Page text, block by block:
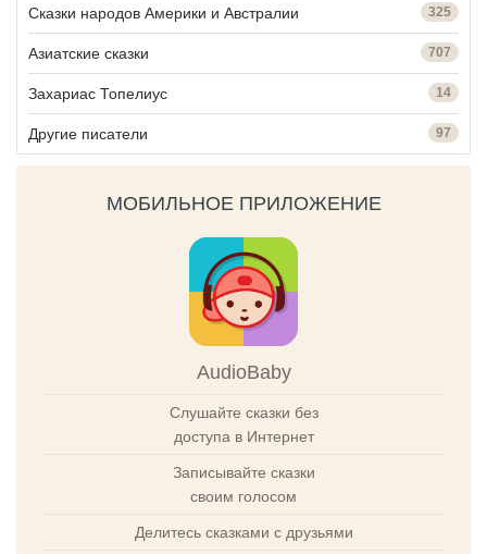
Сказки народов Америки и Австралии 325
Азиатские сказки 707
Захариас Топелиус 14
Другие писатели 97
МОБИЛЬНОЕ ПРИЛОЖЕНИЕ
AudioBaby
Слушайте сказки без
доступа в Интернет
Записывайте сказки
своим голосом
Делитесь сказками с друзьями